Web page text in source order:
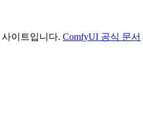
이트입니다. ComfyUI 공식 문서